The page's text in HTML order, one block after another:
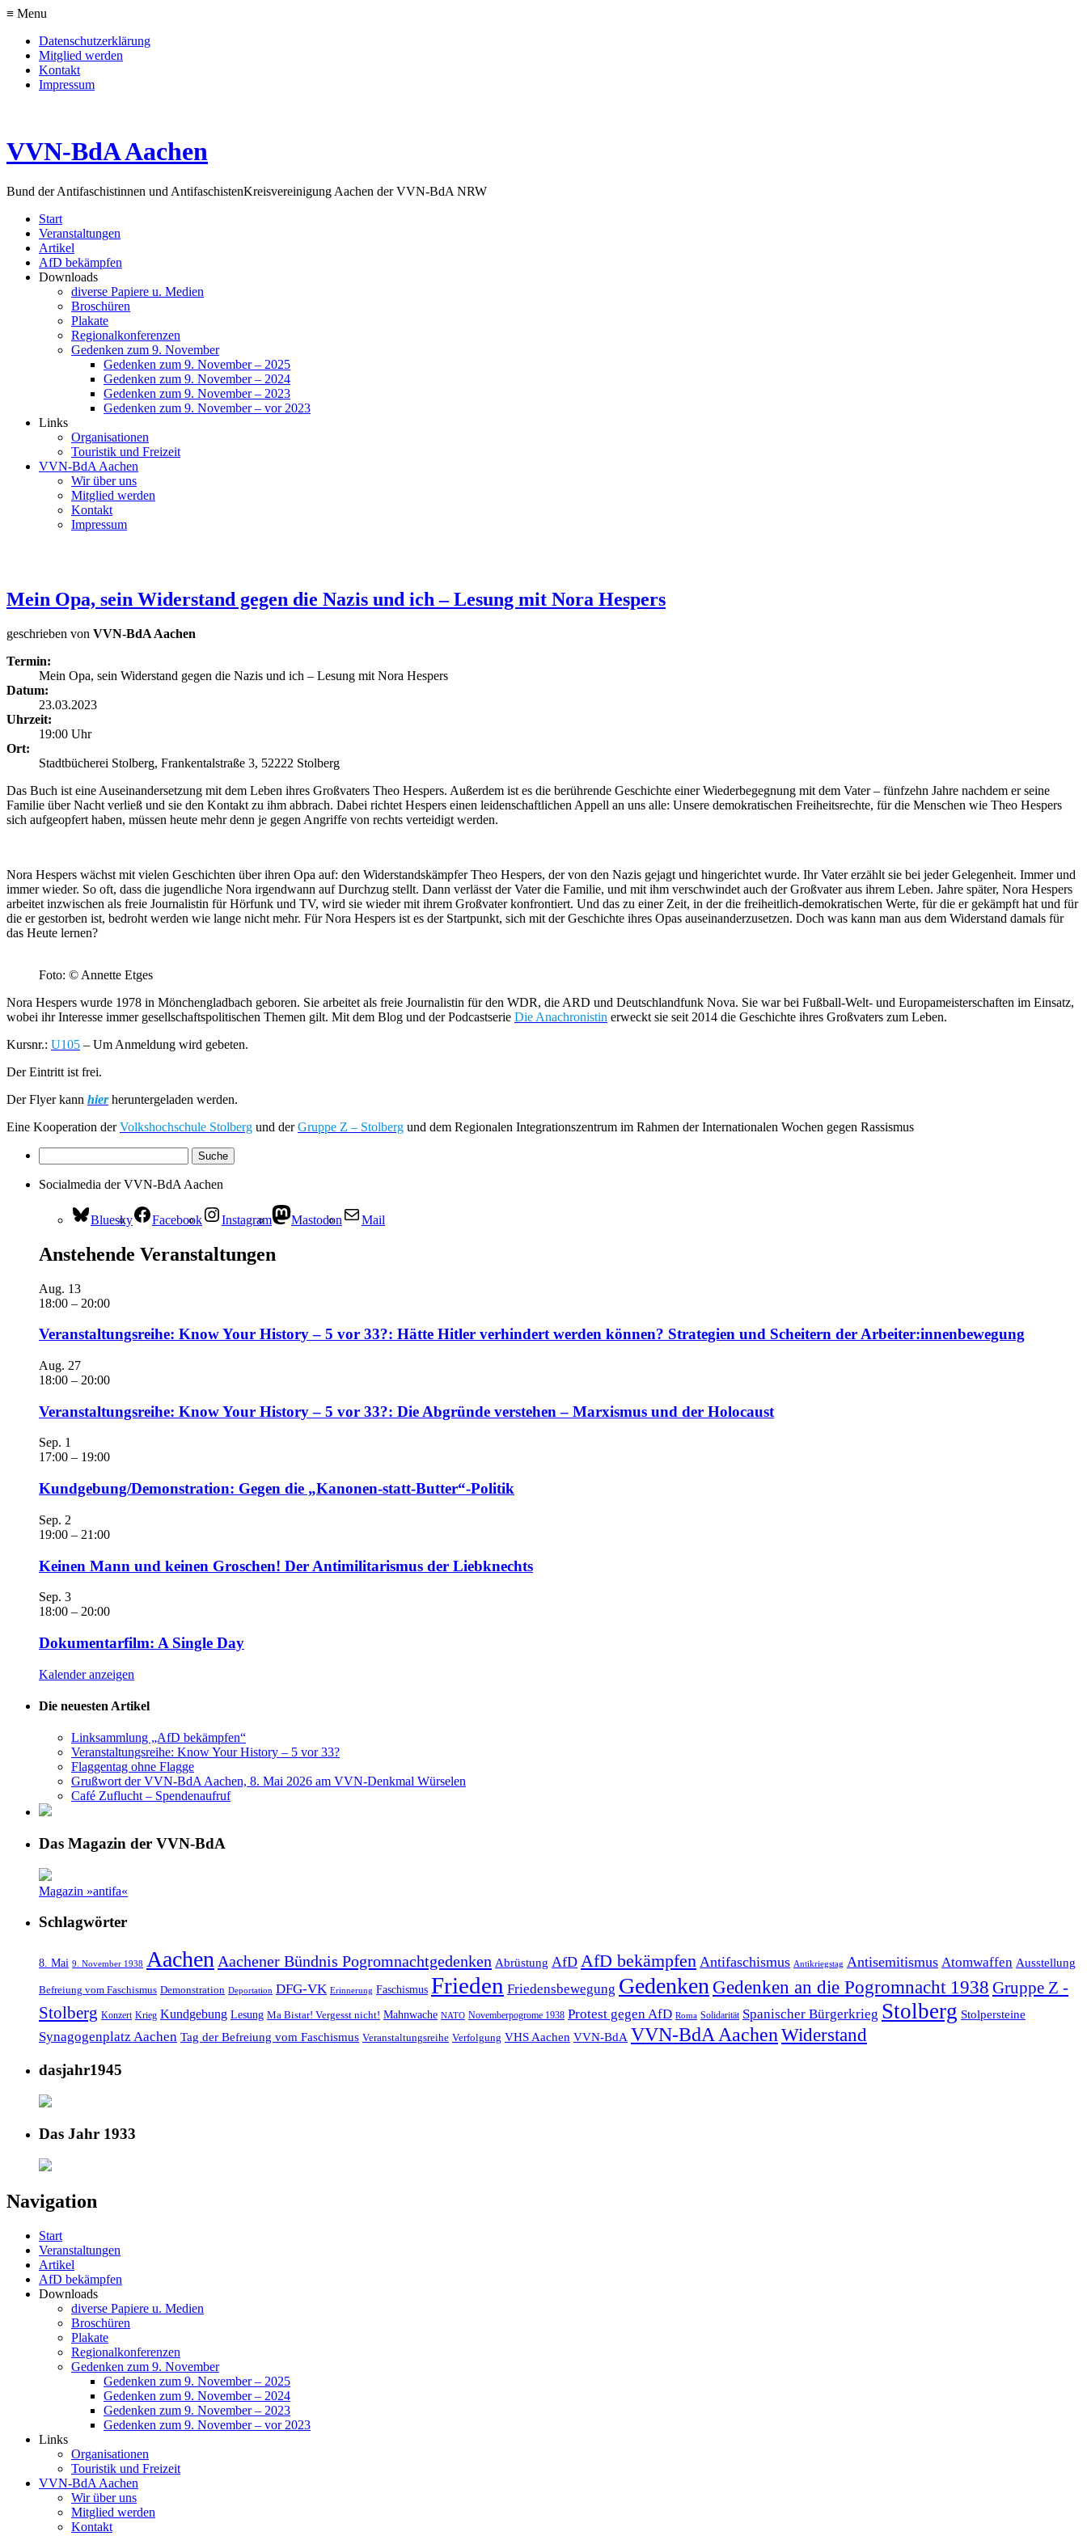
≡ Menu
Datenschutzerklärung
Mitglied werden
Kontakt
Impressum
VVN-BdA Aachen
Bund der Antifaschistinnen und AntifaschistenKreisvereinigung Aachen der VVN-BdA NRW
Start
Veranstaltungen
Artikel
AfD bekämpfen
Downloads
diverse Papiere u. Medien
Broschüren
Plakate
Regionalkonferenzen
Gedenken zum 9. November
Gedenken zum 9. November – 2025
Gedenken zum 9. November – 2024
Gedenken zum 9. November – 2023
Gedenken zum 9. November – vor 2023
Links
Organisationen
Touristik und Freizeit
VVN-BdA Aachen
Wir über uns
Mitglied werden
Kontakt
Impressum
Mein Opa, sein Widerstand gegen die Nazis und ich – Lesung mit Nora Hespers
geschrieben von VVN-BdA Aachen
Termin:
Mein Opa, sein Widerstand gegen die Nazis und ich – Lesung mit Nora Hespers
Datum:
23.03.2023
Uhrzeit:
19:00 Uhr
Ort:
Stadtbücherei Stolberg, Frankentalstraße 3, 52222 Stolberg
Das Buch ist eine Auseinandersetzung mit dem Leben ihres Großvaters Theo Hespers. Außerdem ist es die berührende Geschichte einer Wiederbegegnung mit dem Vater – fünfzehn Jahre nachdem er seine
Familie über Nacht verließ und sie den Kontakt zu ihm abbrach. Dabei richtet Hespers einen leidenschaftlichen Appell an uns alle: Unsere demokratischen Freiheitsrechte, für die Menschen wie Theo Hespers
sich aufgeopfert haben, müssen heute mehr denn je gegen Angriffe von rechts verteidigt werden.
Nora Hespers wächst mit vielen Geschichten über ihren Opa auf: den Widerstandskämpfer Theo Hespers, der von den Nazis gejagt und hingerichtet wurde. Ihr Vater erzählt sie bei jeder Gelegenheit. Immer und
immer wieder. So oft, dass die jugendliche Nora irgendwann auf Durchzug stellt. Dann verlässt der Vater die Familie, und mit ihm verschwindet auch der Großvater aus ihrem Leben. Jahre später, Nora Hespers
arbeitet inzwischen als freie Journalistin für Hörfunk und TV, wird sie wieder mit ihrem Großvater konfrontiert. Und das zu einer Zeit, in der die freiheitlich-demokratischen Werte, für die er gekämpft hat und für
die er gestorben ist, bedroht werden wie lange nicht mehr. Für Nora Hespers ist es der Startpunkt, sich mit der Geschichte ihres Opas auseinanderzusetzen. Doch was kann man aus dem Widerstand damals für
das Heute lernen?
Foto: © Annette Etges
Nora Hespers wurde 1978 in Mönchengladbach geboren. Sie arbeitet als freie Journalistin für den WDR, die ARD und Deutschlandfunk Nova. Sie war bei Fußball-Welt- und Europameisterschaften im Einsatz,
wobei ihr Interesse immer gesellschaftspolitischen Themen gilt. Mit dem Blog und der Podcastserie Die Anachronistin erweckt sie seit 2014 die Geschichte ihres Großvaters zum Leben.
Kursnr.: U105 – Um Anmeldung wird gebeten.
Der Eintritt ist frei.
Der Flyer kann hierheruntergeladen werden.
Eine Kooperation derVolkshochschule Stolberg und derGruppe Z – Stolberg und dem Regionalen Integrationszentrum im Rahmen der Internationalen Wochen gegen Rassismus
Socialmedia der VVN-BdA Aachen
Bluesky Facebook Instagram Mastodon Mail
Anstehende Veranstaltungen
Aug. 13
18:00 – 20:00
Veranstaltungsreihe: Know Your History – 5 vor 33?: Hätte Hitler verhindert werden können? Strategien und Scheitern der Arbeiter:innenbewegung
Aug. 27
18:00 – 20:00
Veranstaltungsreihe: Know Your History – 5 vor 33?: Die Abgründe verstehen – Marxismus und der Holocaust
Sep. 1
17:00 – 19:00
Kundgebung/Demonstration: Gegen die „Kanonen-statt-Butter“-Politik
Sep. 2
19:00 – 21:00
Keinen Mann und keinen Groschen! Der Antimilitarismus der Liebknechts
Sep. 3
18:00 – 20:00
Dokumentarfilm: A Single Day
Kalender anzeigen
Die neuesten Artikel
Linksammlung „AfD bekämpfen“
Veranstaltungsreihe: Know Your History – 5 vor 33?
Flaggentag ohne Flagge
Grußwort der VVN-BdA Aachen, 8. Mai 2026 am VVN-Denkmal Würselen
Café Zuflucht – Spendenaufruf
Das Magazin der VVN-BdA
Magazin »antifa«
Schlagwörter
8. Mai 9. November 1938 Aachen Aachener Bündnis Pogromnachtgedenken Abrüstung AfD AfD bekämpfen Antifaschismus Antikriegstag Antisemitismus Atomwaffen Ausstellung
Befreiung vom Faschismus Demonstration Deportation DFG-VK Erinnerung Faschismus Frieden Friedensbewegung Gedenken Gedenken an die Pogromnacht 1938 Gruppe Z -
Stolberg Konzert Krieg Kundgebung Lesung Ma Bistar! Vergesst nicht! Mahnwache NATO Novemberpogrome 1938 Protest gegen AfD Roma Solidarität Spanischer Bürgerkrieg Stolberg Stolpersteine
Synagogenplatz Aachen Tag der Befreiung vom Faschismus Veranstaltungsreihe Verfolgung VHS Aachen VVN-BdA VVN-BdA AachenWiderstand
dasjahr1945
Das Jahr 1933
Navigation
Start
Veranstaltungen
Artikel
AfD bekämpfen
Downloads
diverse Papiere u. Medien
Broschüren
Plakate
Regionalkonferenzen
Gedenken zum 9. November
Gedenken zum 9. November – 2025
Gedenken zum 9. November – 2024
Gedenken zum 9. November – 2023
Gedenken zum 9. November – vor 2023
Links
Organisationen
Touristik und Freizeit
VVN-BdA Aachen
Wir über uns
Mitglied werden
Kontakt